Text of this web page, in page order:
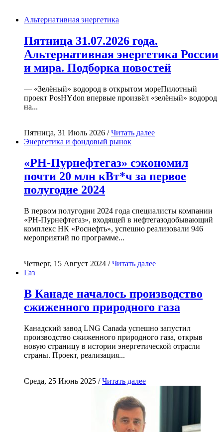
Альтернативная энергетика
Пятница 31.07.2026 года.
Альтернативная энергетика России
и мира. Подборка новостей
— «Зелёный» водород в открытом мореПилотный
проект PosHYdon впервые произвёл «зелёный» водород
на...
Пятница, 31 Июль 2026 /Читать далее
Энергетика и фондовый рынок
«РН-Пурнефтегаз» сэкономил
почти 20 млн кВт*ч за первое
полугодие 2024
В первом полугодии 2024 года специалисты компании
«РН-Пурнефтегаз», входящей в нефтегазодобывающий
комплекс НК «Роснефть», успешно реализовали 946
мероприятий по программе...
Четверг, 15 Август 2024 /Читать далее
Газ
В Канаде началось производство
сжиженного природного газа
Канадский завод LNG Canada успешно запустил
производство сжиженного природного газа, открыв
новую страницу в истории энергетической отрасли
страны. Проект, реализация...
Среда, 25 Июнь 2025 /Читать далее